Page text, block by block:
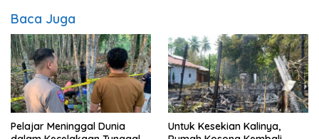
Baca Juga
Pelajar Meninggal Dunia
Untuk Kesekian Kalinya,